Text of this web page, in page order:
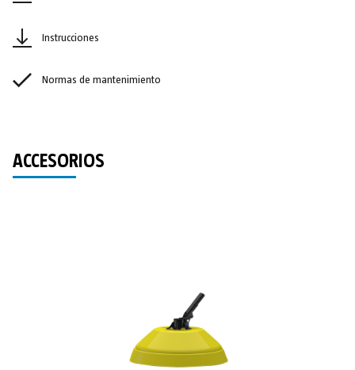
Instrucciones
Normas de mantenimiento
ACCESORIOS